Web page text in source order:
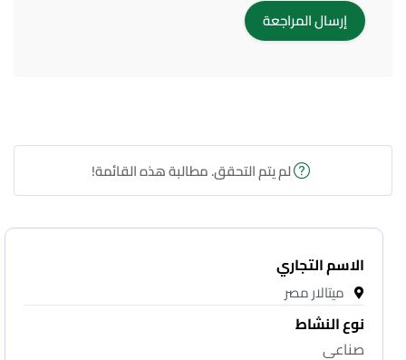
لم يتم التحقق. مطالبة هذه القائمة!
الاسم التجاري
ميتالار مصر
نوع النشاط
صناعى